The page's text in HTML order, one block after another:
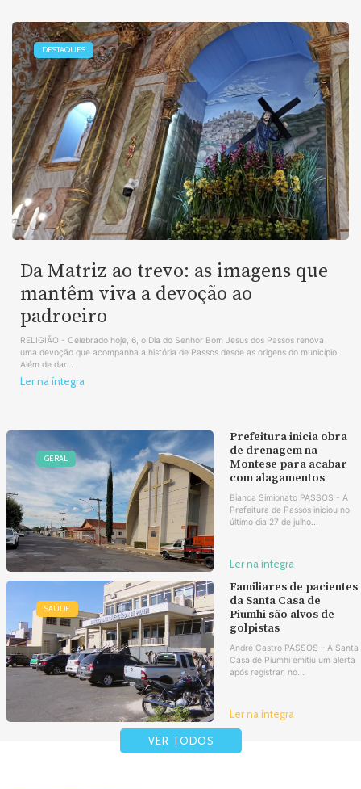
DESTAQUES
Da Matriz ao trevo: as imagens que
mantêm viva a devoção ao
padroeiro
RELIGIÃO - Celebrado hoje, 6, o Dia do Senhor Bom Jesus dos Passos renova
uma devoção que acompanha a história de Passos desde as origens do município.
Além de dar...
Ler na íntegra
GERAL
Prefeitura inicia obra
de drenagem na
Montese para acabar
com alagamentos
Bianca Simionato PASSOS - A
Prefeitura de Passos iniciou no
último dia 27 de julho...
Ler na íntegra
SAÚDE
Familiares de pacientes
da Santa Casa de
Piumhi são alvos de
golpistas
André Castro PASSOS – A Santa
Casa de Piumhi emitiu um alerta
após registrar, no...
Ler na íntegra
VER TODOS